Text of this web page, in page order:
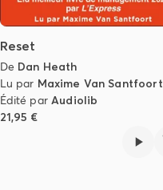
Reset
De Dan Heath
Lu par Maxime Van Santfoort
Édité par Audiolib
21,95 €